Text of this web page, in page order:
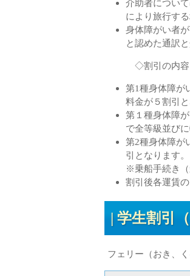
介助者につい
により旅行す
身体障がい者
と認めた通訳
◇割引の内容
第1種身体障が
料金が５割引と
第１種身体障
で全等級並び
第2種身体障が
引となります。
※乗船手続き（
割引後各運賃
学生割引（
フェリー（おき、